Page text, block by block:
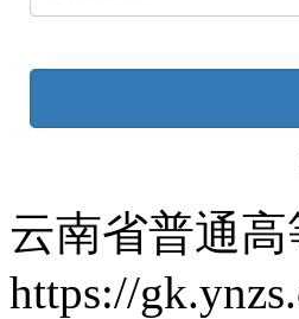
云南省普通
https://